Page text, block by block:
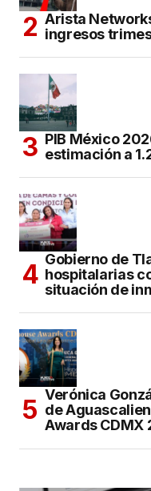
Arista
ingresos
PIB México
estimación a
Gobierno de
hospitalarias
situación de
Verónica
de
Awards CDMX